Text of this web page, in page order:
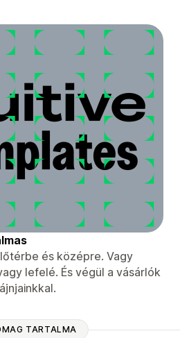
és középre. Vagy
lefelé. És végül a vásárlók
TARTALMA